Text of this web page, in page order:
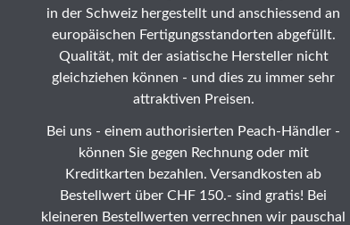
in der Schweiz hergestellt und anschiessend an
europäischen Fertigungsstandorten abgefüllt.
Qualität, mit der asiatische Hersteller nicht
gleichziehen können - und dies zu immer sehr
attraktiven Preisen.
Bei uns - einem authorisierten Peach-Händler -
können Sie gegen Rechnung oder mit
Kreditkarten bezahlen. Versandkosten ab
Bestellwert über CHF 150.- sind gratis! Bei
kleineren Bestellwerten verrechnen wir pauschal